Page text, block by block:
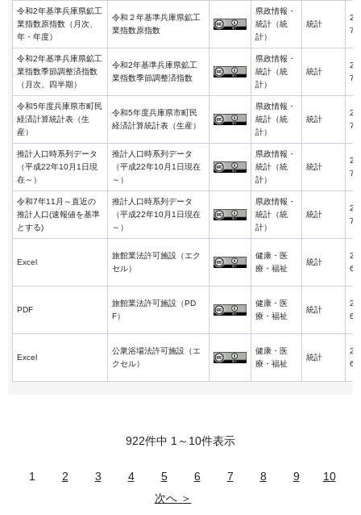
令和2年基準兵庫県鉱工
業指数原指数（月次、
年・年度）
令和２年基準兵庫県鉱工
業指数原指数
県政情報・
統計（統
計）
統計
7-
令和2年基準兵庫県鉱工
業指数季節調整済指数
（月次、四半期）
令和2年基準兵庫県鉱工
業指数季節調整済指数
県政情報・
統計（統
計）
統計
7-
令和5年度兵庫県市町民
経済計算統計表（生
産）
令和5年度兵庫県市町民
経済計算統計表（生産）
県政情報・
統計（統
計）
統計
7-
推計人口時系列データ
（平成22年10月1日現
在～）
推計人口時系列データ
（平成22年10月1日現在
～）
県政情報・
統計（統
計）
統計
7-
令和7年11月～直近の
推計人口(速報値を基準
とする)
推計人口時系列データ
（平成22年10月1日現在
～）
県政情報・
統計（統
計）
統計
7-
Excel
旅館業法許可施設（エク
セル）
健康・医
療・福祉
統計
6-
PDF
旅館業法許可施設（PD
F）
健康・医
療・福祉
統計
6-
Excel
公衆浴場法許可施設（エ
クセル）
健康・医
療・福祉
統計
6-
922件中 1～10件表示
1 2 3 4 5 6 7 8 9
10
次へ ＞